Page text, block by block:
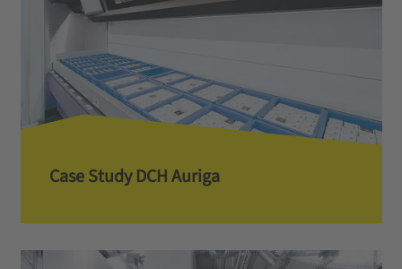
Case Study DCH Auriga